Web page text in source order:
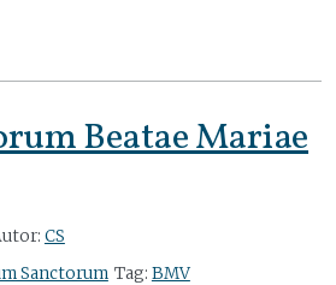
Beatae Mariae
CS
Sanctorum Tag: BMV